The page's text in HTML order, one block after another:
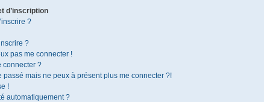
d’inscription
?
?
pas me connecter !
connecter ?
passé mais ne peux à présent plus me connecter ?!
!
automatiquement ?